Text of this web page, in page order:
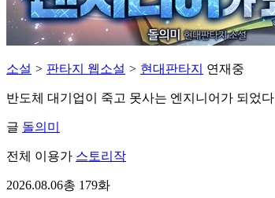
소설 > 판타지 웹소설 > 현대판타지 연재중
반도체 대기업이 죽고 못사는 엔지니어가 되었다
글 돌의미
전체 이용가 스토리작
2026.08.06총 179화